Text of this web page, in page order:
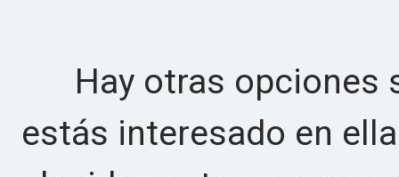
Hay otras opciones
estás interesado en